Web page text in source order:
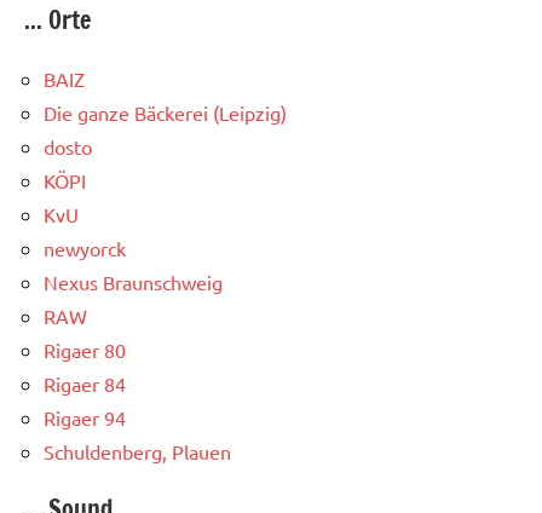
... Orte
BAIZ
Die ganze Bäckerei (Leipzig)
dosto
KÖPI
KvU
newyorck
Nexus Braunschweig
RAW
Rigaer 80
Rigaer 84
Rigaer 94
Schuldenberg, Plauen